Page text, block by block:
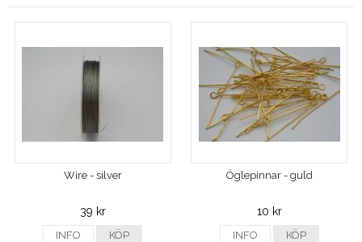
Wire - silver
39 kr
INFO KÖP
Öglepinnar - guld
10 kr
INFO KÖP